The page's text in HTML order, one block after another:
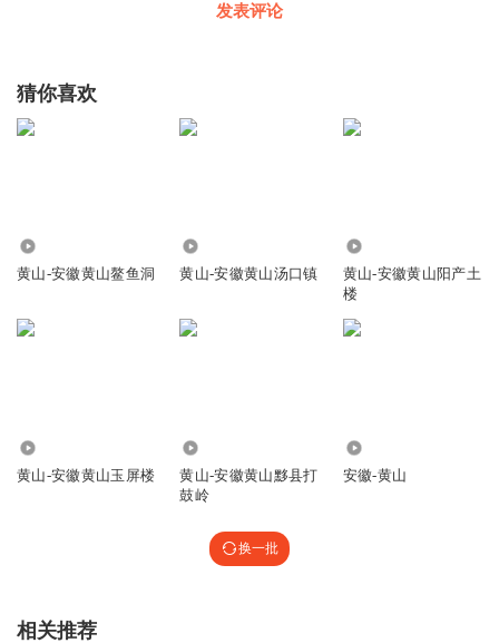
发表评论
猜你喜欢
黄山-安徽黄山鳌鱼洞 黄山-安徽黄山汤口镇
黄山-安徽黄山阳产土
楼
黄山-安徽黄山玉屏楼
黄山-安徽黄山黟县打
鼓岭
安徽-黄山
换一批
相关推荐